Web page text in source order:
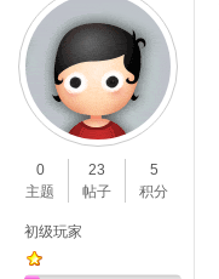
0
主题
23
帖子
5
积分
初级玩家